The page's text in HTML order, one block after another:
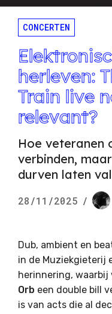
CONCERTEN
herleven:
Train live
relevant?
Hoe veteranen
verbinden,
durven laten
28/11/2025 /
Dub, ambient en
in de Muziekgieterij
herinnering, waarbij
Orb een double bill
is van acts die al